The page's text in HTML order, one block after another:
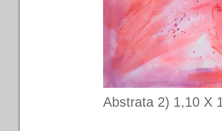
Abstrata 2) 1,10 X